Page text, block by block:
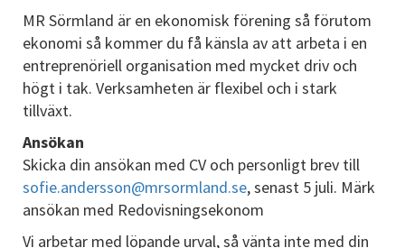
MR Sörmland är en ekonomisk förening så förutom
ekonomi så kommer du få känsla av att arbeta i en
entreprenöriell organisation med mycket driv och
högt i tak. Verksamheten är flexibel och i stark
tillväxt.
Ansökan
Skicka din ansökan med CV och personligt brev till
sofie.andersson@mrsormland.se, senast 5 juli. Märk
ansökan med Redovisningsekonom
Vi arbetar med löpande urval, så vänta inte med din